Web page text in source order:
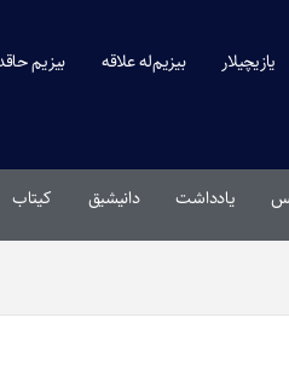
یازیچیلار بیزیم‌له علاقه بیزیم
یادداشت دانیشیق کیتاب